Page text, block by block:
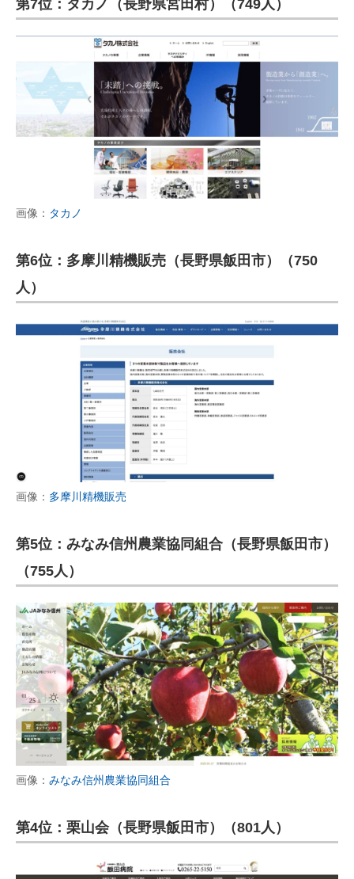
第7位：タカノ（長野県宮田村）（749人）
画像： タカノ
第6位：多摩川精機販売（長野県飯田市）（750
人）
画像： 多摩川精機販売
第5位：みなみ信州農業協同組合（長野県飯田市）
（755人）
画像： みなみ信州農業協同組合
第4位：栗山会（長野県飯田市）（801人）